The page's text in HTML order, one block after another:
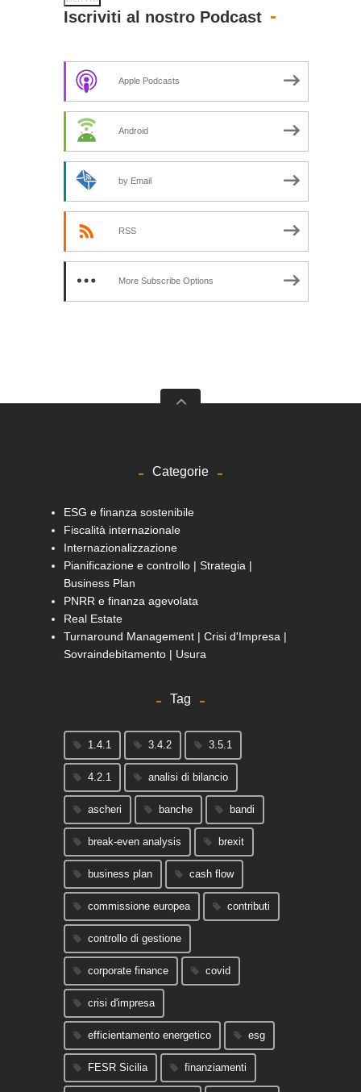
Iscriviti al nostro Podcast
Apple Podcasts
Android
by Email
RSS
More Subscribe Options
Categorie
ESG e finanza sostenibile
Fiscalità internazionale
Internazionalizzazione
Pianificazione e controllo | Strategia |
Business Plan
PNRR e finanza agevolata
Real Estate
Turnaround Management | Crisi d'Impresa |
Sovraindebitamento | Usura
Tag
1.4.1 3.4.2 3.5.1
4.2.1 analisi di bilancio
ascheri banche bandi
break-even analysis brexit
business plan cash flow
commissione europea contributi
controllo di gestione
corporate finance covid
crisi d'impresa
efficientamento energetico esg
FESR Sicilia finanziamenti